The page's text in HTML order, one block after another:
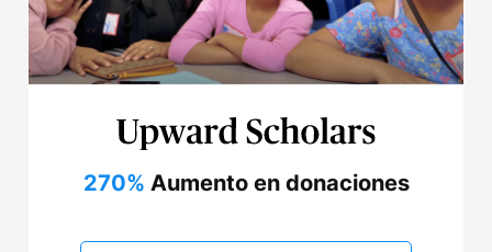
270% Aumento en donaciones